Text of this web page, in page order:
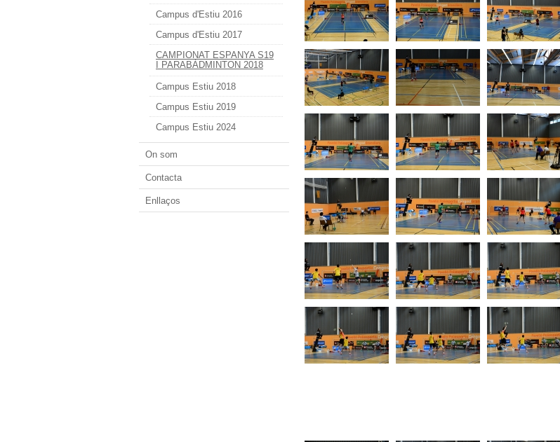
Campus d'Estiu 2016
Campus d'Estiu 2017
CAMPIONAT ESPANYA S19
I PARABÀDMINTON 2018
Campus Estiu 2018
Campus Estiu 2019
Campus Estiu 2024
On som
Contacta
Enllaços